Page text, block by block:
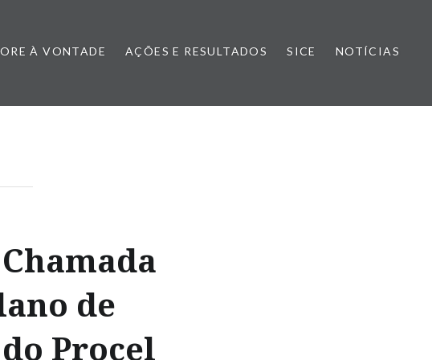
À VONTADE AÇÕES E RESULTADOS SICE NOTÍCIAS
de
Procel